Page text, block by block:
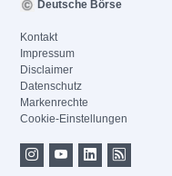
Deutsche Börse
Kontakt
Impressum
Disclaimer
Datenschutz
Markenrechte
Cookie-Einstellungen